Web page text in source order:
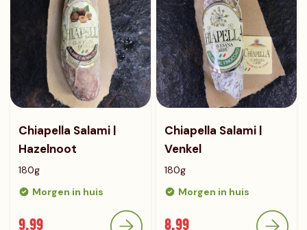
Chiapella Salami |
Hazelnoot
180g
Morgen in huis
9,99
Chiapella Salami |
Venkel
180g
Morgen in huis
8,99